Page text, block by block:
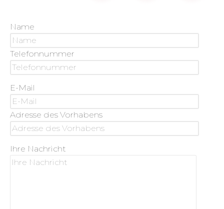
Name
Telefonnummer
E-Mail
Adresse des Vorhabens
Ihre Nachricht